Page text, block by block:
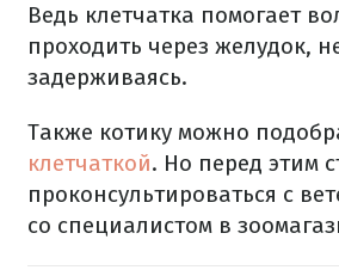
Ведь клетчатка помогает
проходить через желудок,
задерживаясь.
Также котику можно
клетчаткой. Но перед этим
проконсультироваться с
со специалистом в